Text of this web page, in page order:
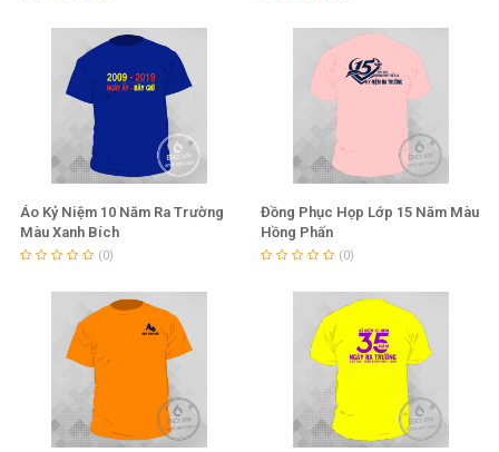
Áo Kỷ Niệm 10 Năm Ra Trường
Màu Xanh Bích
(0)
Đồng Phục Họp Lớp 15 Năm Màu
Hồng Phấn
(0)